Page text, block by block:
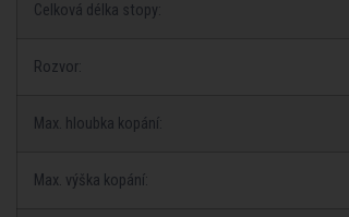
Celková délka stopy:
Rozvor:
Max. hloubka kopání:
Max. výška kopání: